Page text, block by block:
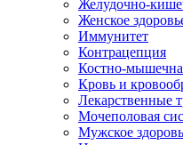
Желудочно-
Женское
Иммунитет
Контрацепция
Костно-
Кровь и
Лекарственные
Мочеполовая
Мужское